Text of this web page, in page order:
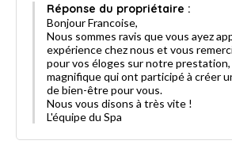
Réponse du propriétaire :
Bonjour Francoise,
Nous sommes ravis que vous ayez
expérience chez nous et vous
pour vos éloges sur notre prestation,
magnifique qui ont participé à créer
de bien-être pour vous.
Nous vous disons à très vite !
L'équipe du Spa